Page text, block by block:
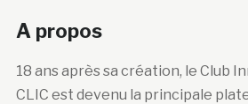
A propos
18 ans après sa création, le Club
CLIC est devenu la principale